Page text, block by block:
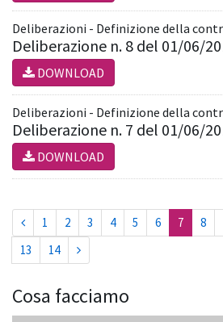
Deliberazioni - Definizione della
Deliberazione n. 8 del 01/06/
DOWNLOAD
Deliberazioni - Definizione della
Deliberazione n. 7 del 01/06/
DOWNLOAD
1 2 3 4 5 6 7 8
13
14
Cosa facciamo